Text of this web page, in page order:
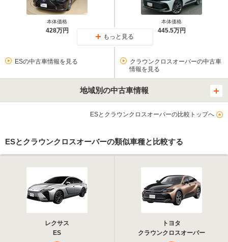
本体価格
428万円
本体価格
445.5万円
もっと見る
ESの中古車情報を見る
クラウンクロスオーバーの中古車
情報を見る
地域別の中古車情報
ESとクラウンクロスオーバーの比較トップへ
ESとクラウンクロスオーバーの類似車種と比較する
レクサス
ES
トヨタ
クラウンクロスオーバー